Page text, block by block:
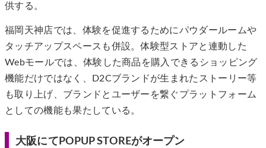
供する。
福岡天神店では、体験を促進するためにパウダールームや
タッチアップスペースも併設。体験型ストアと連動した
Webモールでは、体験した商品を購入できるショッピング
機能だけではなく、D2Cブランドが生まれたストーリー等
も取り上げ、ブランドとユーザーを繋ぐプラットフォーム
としての機能も果たしている。
大阪にてPOPUP STOREがオープン